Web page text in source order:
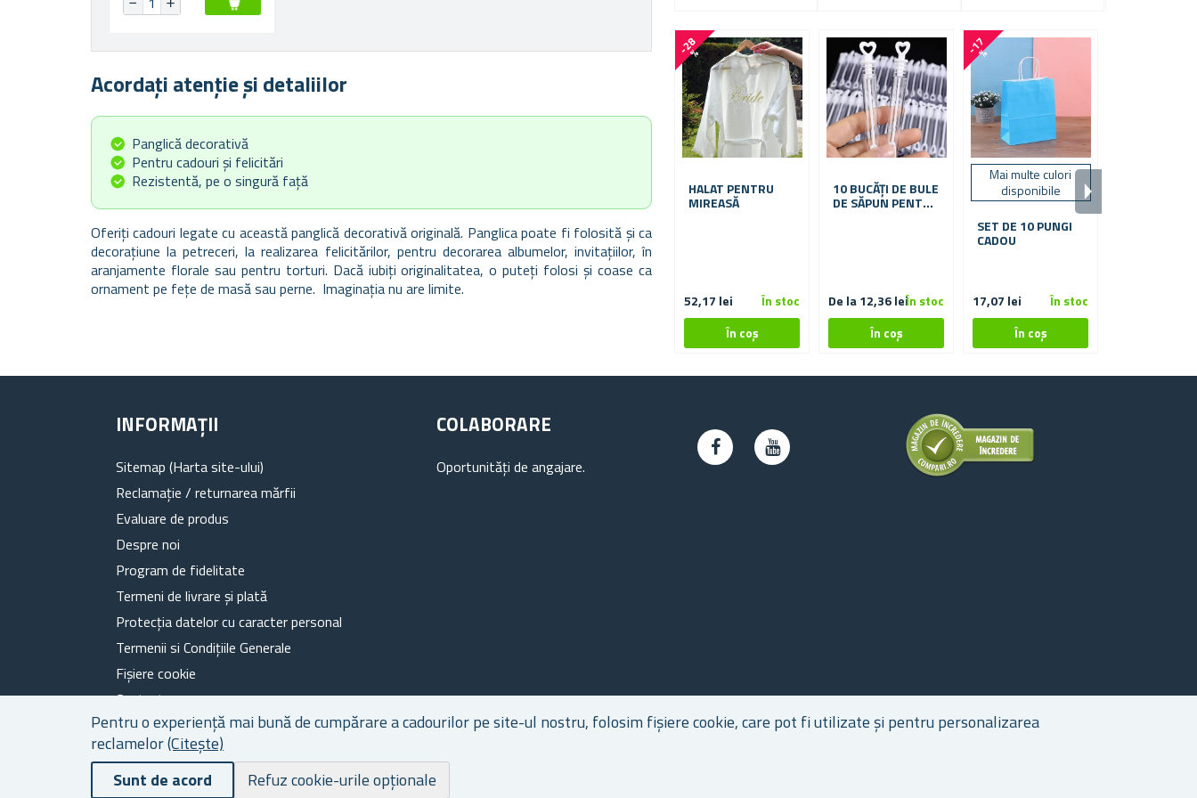
Pentru o experiență mai bună de cumpărare a cadourilor pe site-ul nostru, folosim fișiere cookie, care pot fi utilizate și pentru personalizarea
reclamelor(Citește)
Sunt de acord
Refuz cookie-urile opționale
Acordați atenție și detaliilor
Panglică decorativă
Pentru cadouri și felicitări
Rezistentă, pe o singură față
Oferiți cadouri legate cu această panglică decorativă originală. Panglica poate fi folosită și ca
decorațiune la petreceri, la realizarea felicitărilor, pentru decorarea albumelor, invitațiilor, în
aranjamente florale sau pentru torturi. Dacă iubiți originalitatea, o puteți folosi și coase ca
ornament pe fețe de masă sau perne. Imaginația nu are limite.
-
2
8
%
HALAT PENTRU
MIREASĂ
52,17 lei În stoc
10 BUCĂȚI DE BULE
DE SĂPUN PENTRU
De la 12,36 leiÎn stoc
-
1
7
%
Mai multe culori
disponibile
SET DE 10 PUNGI
CADOU
17,07 lei În stoc
INFORMAȚII
Sitemap (Harta site-ului)
Reclamație / returnarea mărfii
Evaluare de produs
Despre noi
Program de fidelitate
Termeni de livrare și plată
Protecția datelor cu caracter personal
Termenii si Condițiile Generale
Fișiere cookie
Contacte
COLABORARE
Oportunități de angajare.
Powered bynopCommerce